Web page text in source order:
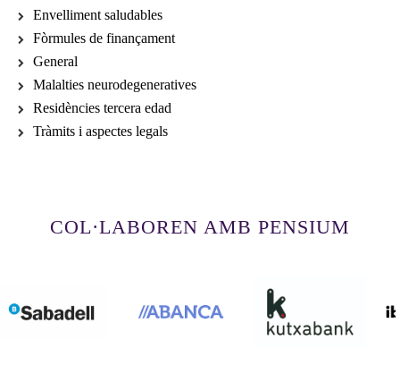
Envelliment saludables
Fòrmules de finançament
General
Malalties neurodegeneratives
Residències tercera edad
Tràmits i aspectes legals
COL·LABOREN AMB PENSIUM